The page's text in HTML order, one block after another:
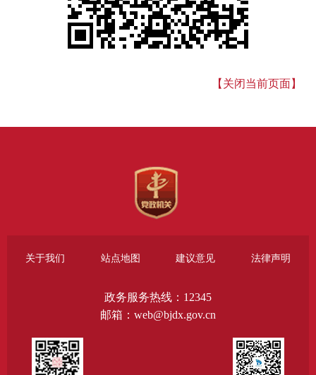
【关闭当前页面】
关于我们 站点地图 建议意见 法律声明
政务服务热线：12345
邮箱：web@bjdx.gov.cn